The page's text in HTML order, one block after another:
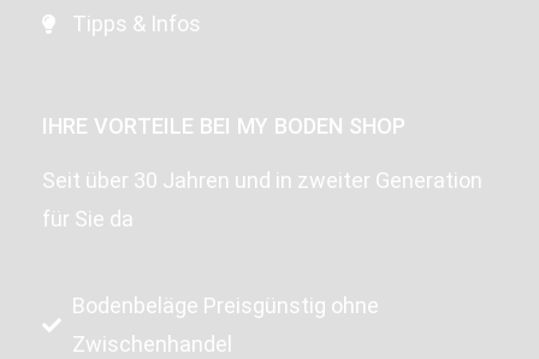
Tipps & Infos
IHRE VORTEILE BEI MY BODEN SHOP
Seit über 30 Jahren und in zweiter Generation
für Sie da
Bodenbeläge Preisgünstig ohne
Zwischenhandel